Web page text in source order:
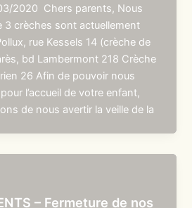
2020 Chers parents, Nous
3 crèches sont actuellement
rue Kessels 14 (crèche de
bd Lambermont 218 Crèche
26 Afin de pouvoir nous
l’accueil de votre enfant,
de nous avertir la veille de la
– Fermeture de nos